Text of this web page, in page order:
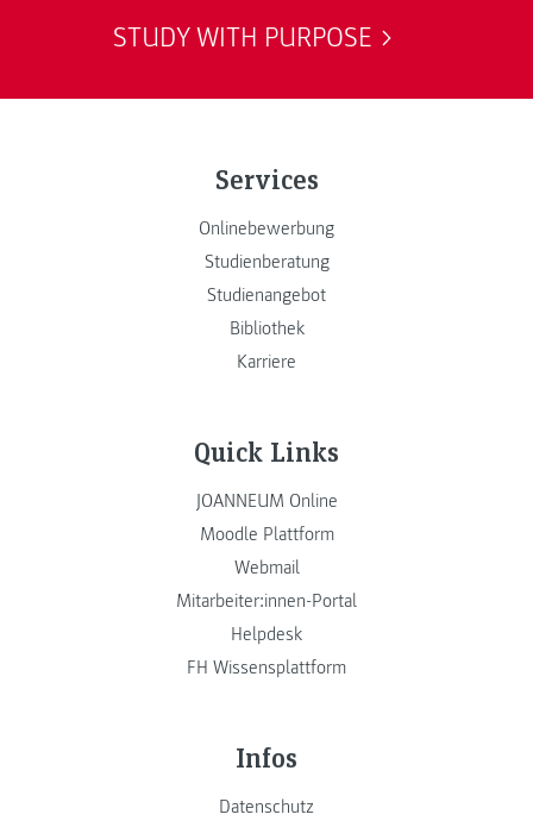
STUDY WITH PURPOSE
Services
Onlinebewerbung
Studienberatung
Studienangebot
Bibliothek
Karriere
Quick Links
JOANNEUM Online
Moodle Plattform
Webmail
Mitarbeiter:innen-Portal
Helpdesk
FH Wissensplattform
Infos
Datenschutz